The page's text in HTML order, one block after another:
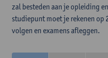
zal besteden aan je opleiding
studiepunt moet je rekenen op
volgen en examens afleggen.